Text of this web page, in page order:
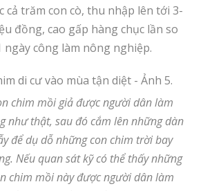
cả trăm con cò, thu nhập lên tới 3-
đồng, cao gấp hàng chục lần so
ngày công làm nông nghiệp.
chim mồi giả được người dân làm
như thật, sau đó cắm lên những dàn
để dụ dỗ những con chim trời bay
Nếu quan sát kỹ có thể thấy những
chim mồi này được người dân làm